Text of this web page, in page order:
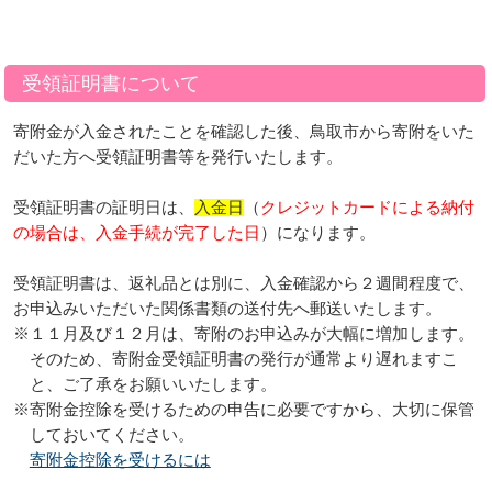
受領証明書について
寄附金が入金されたことを確認した後、鳥取市から寄附をいた
だいた方へ受領証明書等を発行いたします。
受領証明書の証明日は、 入金日 （クレジットカードによる納付
の場合は、入金手続が完了した日 ）になります。
受領証明書は、返礼品とは別に、入金確認から２週間程度で、
お申込みいただいた関係書類の送付先へ郵送いたします。
※１１月及び１２月は、寄附のお申込みが大幅に増加します。
そのため、寄附金受領証明書の発行が通常より遅れますこ
と、ご了承をお願いいたします。
※寄附金控除を受けるための申告に必要ですから、大切に保管
しておいてください。
寄附金控除を受けるには